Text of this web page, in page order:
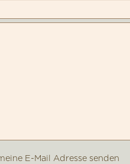
E-Mail Adresse senden